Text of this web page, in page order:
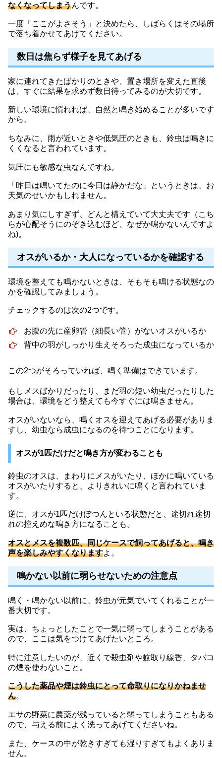
なくなってしまうんです。
一度「ここがよさそう」と決めたら、しばらくはその場所
で落ち着かせてあげてください。
数日は焦らず様子を見てあげる
家に連れてきたばかりのときや、置き場所を変えた直後
は、すぐに結果を求めず数日待ってみるのが大切です。
新しい環境に慣れれば、自然と鳴き始めることが多いです
から。
ちなみに、雨が近いときや低気圧のときも、鈴虫は鳴きに
くくなると言われています。
気圧にも敏感な虫なんですね。
「昨日は鳴いてたのに今日は静かだな」というときは、お
天気のせいかもしれません。
あまり気にしすぎず、どんと構えていて大丈夫です（こち
らが心配そうにのぞき込むほど、なぜか鳴かないんですよ
ね)。
オスがいるか・大人になっているかを確認する
環境を整えても鳴かないときは、そもそも鳴ける状態なの
かを確認してみましょう。
チェックするのは次の2つです。
お腹の先に産卵管（細長い管）がないオスがいるか
背中の羽がしっかり生えそろった成虫になっているか
この2つがそろっていれば、鳴く準備はできています。
もしメスばかりだったり、まだ羽の短い幼虫だったりした
場合は、環境をどう整えても今すぐには鳴きません。
オスがいないなら、鳴くオスを迎えてあげる必要がありま
すし、幼虫なら成虫になるのを待つことになります。
オスが1匹だけだと鳴き方が変わることも
鈴虫のオスは、まわりにメスがいたり、ほかに鳴いている
オスがいたりすると、よりきれいに鳴くと言われていま
す。
逆に、オスが1匹だけぽつんといる状態だと、途切れ途切
れの控えめな鳴き方になることも。
オスとメスを複数匹、同じケースで飼ってあげると、鳴き
声を楽しみやすくなりますよ。
鳴かない以前に弱らせないための注意点
鳴く・鳴かない以前に、鈴虫が元気でいてくれることが一
番大切です。
実は、ちょっとしたことで一気に弱ってしまうことがある
ので、ここは気をつけてあげたいところ。
特に注意したいのが、近くで殺虫剤や蚊取り線香、タバコ
の煙を使わないこと。
こうした薬品や煙は鈴虫にとって命取りになりかねませ
ん。
エサの野菜に農薬が残っていると弱ってしまうこともある
ので、与える前によく洗ってあげてくださいね。
また、ケースの中が乾きすぎても湿りすぎてもよくありま
せん。